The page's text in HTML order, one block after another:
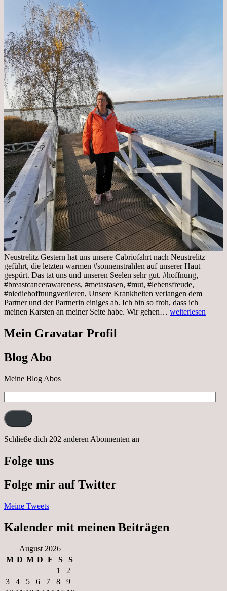
Neustrelitz Gestern hat uns unsere Cabriofahrt nach Neustrelitz
geführt, die letzten warmen #sonnenstrahlen auf unserer Haut
gespürt. Das tat uns und unseren Seelen sehr gut. #hoffnung,
#breastcancerawareness, #metastasen, #mut, #lebensfreude,
#niediehoffnungverlieren, Unsere Krankheiten verlangen dem
Partner und der Partnerin einiges ab. Ich bin so froh, dass ich
meinen Karsten an meiner Seite habe. Wir gehen… Sonnabend,
weiterlesen
Mein Gravatar Profil
Blog Abo
Meine Blog Abos
Mail-
Adresse:
Schließe dich 202 anderen Abonnenten an
Folge uns
Folge mir auf Twitter
Meine Tweets
Kalender mit meinen Beiträgen
August 2026
M D M D F S
S
1
2
3
4 5 6 7 8
9